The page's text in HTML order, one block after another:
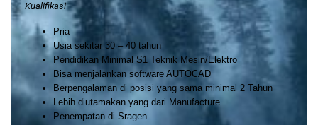
Kualifikasi
Pria
Usia sekitar 30 – 40 tahun
Pendidikan Minimal S1 Teknik Mesin/Elektro
Bisa menjalankan software AUTOCAD
Berpengalaman di posisi yang sama minimal 2 Tahun
Lebih diutamakan yang dari Manufacture
Penempatan di Sragen